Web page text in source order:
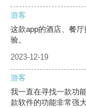
游客
这款app的酒店、餐
验。
2023-12-19
游客
我一直在寻找一款功
款软件的功能非常强